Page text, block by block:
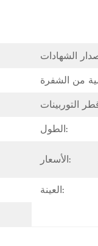
الطول:
الأسعار:
العينة: